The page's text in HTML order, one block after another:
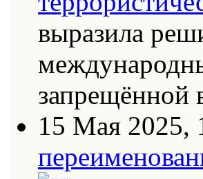
выразила
запрещённой
15 Мая 2025,